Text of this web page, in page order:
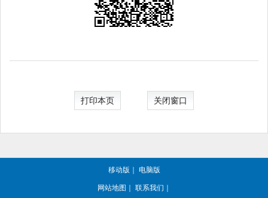
打印本页 关闭窗口
移动版 ｜ 电脑版
网站地图 ｜ 联系我们 ｜